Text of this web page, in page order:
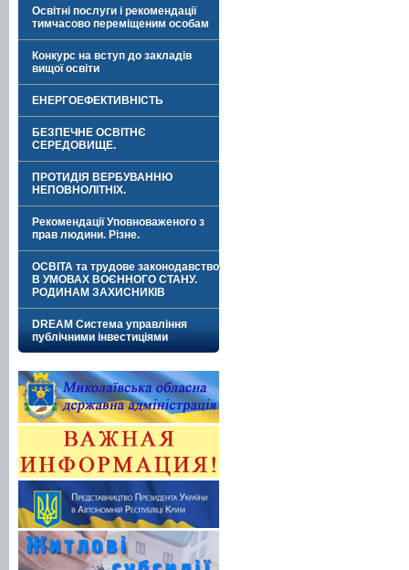
Освітні послуги і рекомендації
тимчасово переміщеним особам
Конкурс на вступ до закладів
вищої освіти
ЕНЕРГОЕФЕКТИВНІСТЬ
БЕЗПЕЧНЕ ОСВІТНЄ
СЕРЕДОВИЩЕ.
ПРОТИДІЯ ВЕРБУВАННЮ
НЕПОВНОЛІТНІХ.
Рекомендації Уповноваженого з
прав людини. Різне.
ОСВІТА та трудове законодавство
В УМОВАХ ВОЄННОГО СТАНУ.
РОДИНАМ ЗАХИСНИКІВ
DREAM Система управління
публічними інвестиціями